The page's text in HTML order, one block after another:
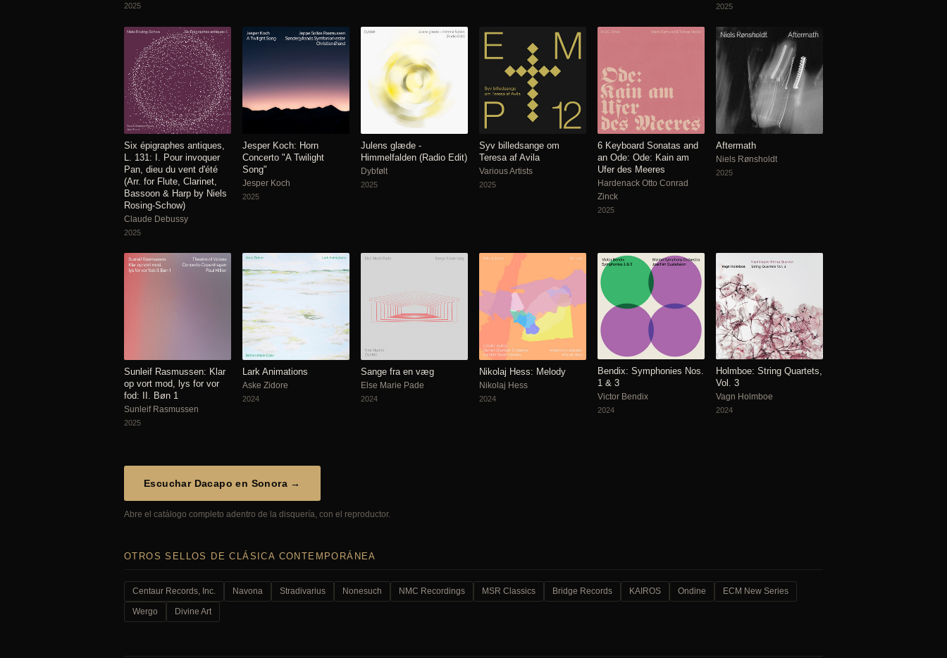
2025 2025
Six épigraphes antiques,
L. 131: I. Pour invoquer
Pan, dieu du vent d'été
(Arr. for Flute, Clarinet,
Bassoon & Harp by Niels
Rosing-Schow)
Claude Debussy
2025
Jesper Koch: Horn
Concerto "A Twilight
Song"
Jesper Koch
2025
Julens glæde -
Himmelfalden (Radio Edit)
Dybfølt
2025
Syv billedsange om
Teresa af Avila
Various Artists
2025
6 Keyboard Sonatas and
an Ode: Ode: Kain am
Ufer des Meeres
Hardenack Otto Conrad
Zinck
2025
Aftermath
Niels Rønsholdt
2025
Sunleif Rasmussen: Klar
op vort mod, lys for vor
fod: II. Bøn 1
Sunleif Rasmussen
2025
Lark Animations
Aske Zidore
2024
Sange fra en væg
Else Marie Pade
2024
Nikolaj Hess: Melody
Nikolaj Hess
2024
Bendix: Symphonies Nos.
1 & 3
Victor Bendix
2024
Holmboe: String Quartets,
Vol. 3
Vagn Holmboe
2024
Escuchar Dacapo en Sonora →
Abre el catálogo completo adentro de la disquería, con el reproductor.
OTROS SELLOS DE CLÁSICA CONTEMPORÁNEA
Centaur Records, Inc. Navona Stradivarius Nonesuch NMC Recordings MSR Classics Bridge Records KAIROS Ondine ECM New Series
Wergo Divine Art